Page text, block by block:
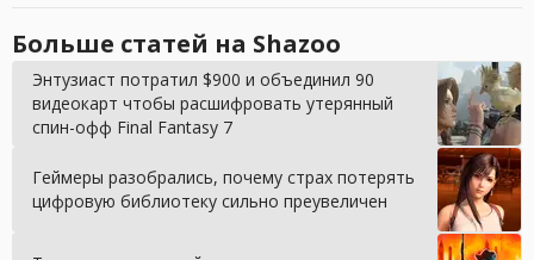
Больше статей на Shazoo
Энтузиаст потратил $900 и объединил 90
видеокарт чтобы расшифровать утерянный
спин-офф Final Fantasy 7
Геймеры разобрались, почему страх потерять
цифровую библиотеку сильно преувеличен